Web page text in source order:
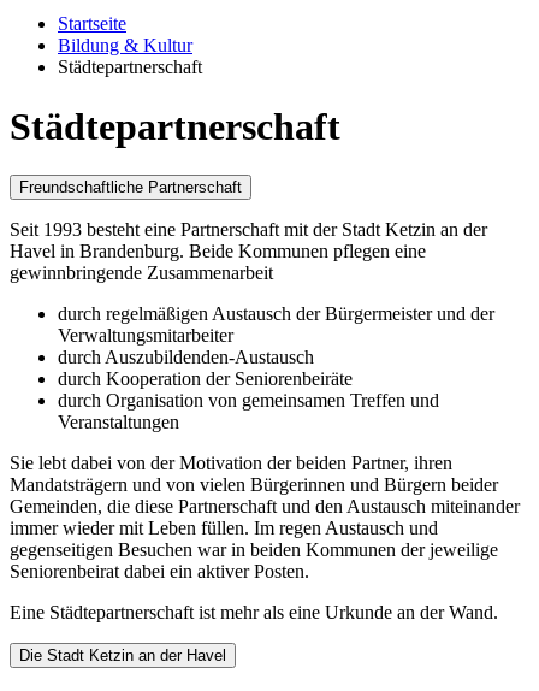
Startseite
Bildung & Kultur
Städtepartnerschaft
Städtepartnerschaft
Freundschaftliche Partnerschaft
Seit 1993 besteht eine Partnerschaft mit der Stadt Ketzin an der
Havel in Brandenburg. Beide Kommunen pflegen eine
gewinnbringende Zusammenarbeit
durch regelmäßigen Austausch der Bürgermeister und der
Verwaltungsmitarbeiter
durch Auszubildenden-Austausch
durch Kooperation der Seniorenbeiräte
durch Organisation von gemeinsamen Treffen und
Veranstaltungen
Sie lebt dabei von der Motivation der beiden Partner, ihren
Mandatsträgern und von vielen Bürgerinnen und Bürgern beider
Gemeinden, die diese Partnerschaft und den Austausch miteinander
immer wieder mit Leben füllen. Im regen Austausch und
gegenseitigen Besuchen war in beiden Kommunen der jeweilige
Seniorenbeirat dabei ein aktiver Posten.
Eine Städtepartnerschaft ist mehr als eine Urkunde an der Wand.
Die Stadt Ketzin an der Havel